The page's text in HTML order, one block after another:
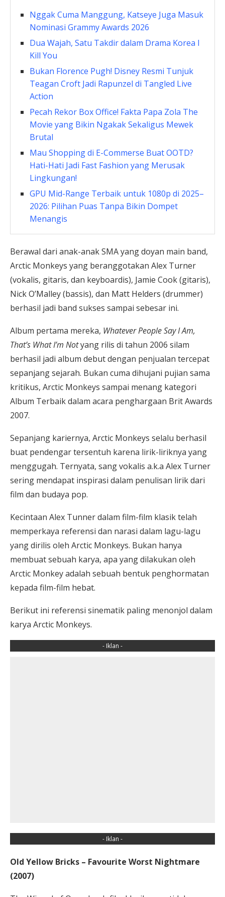
Nggak Cuma Manggung, Katseye Juga Masuk
Nominasi Grammy Awards 2026
Dua Wajah, Satu Takdir dalam Drama Korea I
Kill You
Bukan Florence Pugh! Disney Resmi Tunjuk
Teagan Croft Jadi Rapunzel di Tangled Live
Action
Pecah Rekor Box Office! Fakta Papa Zola The
Movie yang Bikin Ngakak Sekaligus Mewek
Brutal
Mau Shopping di E-Commerse Buat OOTD?
Hati-Hati Jadi Fast Fashion yang Merusak
Lingkungan!
GPU Mid-Range Terbaik untuk 1080p di 2025–
2026: Pilihan Puas Tanpa Bikin Dompet
Menangis
Berawal dari anak-anak SMA yang doyan main band,
Arctic Monkeys yang beranggotakan Alex Turner
(vokalis, gitaris, dan keyboardis), Jamie Cook (gitaris),
Nick O’Malley (bassis), dan Matt Helders (drummer)
berhasil jadi band sukses sampai sebesar ini.
Album pertama mereka, Whatever People Say I Am,
That’s What I’m Notyang rilis di tahun 2006 silam
berhasil jadi album debut dengan penjualan tercepat
sepanjang sejarah. Bukan cuma dihujani pujian sama
kritikus, Arctic Monkeys sampai menang kategori
Album Terbaik dalam acara penghargaan Brit Awards
2007.
Sepanjang kariernya, Arctic Monkeys selalu berhasil
buat pendengar tersentuh karena lirik-liriknya yang
menggugah. Ternyata, sang vokalis a.k.a Alex Turner
sering mendapat inspirasi dalam penulisan lirik dari
film dan budaya pop.
Kecintaan Alex Tunner dalam film-film klasik telah
memperkaya referensi dan narasi dalam lagu-lagu
yang dirilis oleh Arctic Monkeys. Bukan hanya
membuat sebuah karya, apa yang dilakukan oleh
Arctic Monkey adalah sebuah bentuk penghormatan
kepada film-film hebat.
Berikut ini referensi sinematik paling menonjol dalam
karya Arctic Monkeys.
- Iklan -
- Iklan -
Old Yellow Bricks – Favourite Worst Nightmare
(2007)